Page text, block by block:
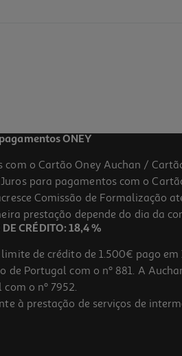
ONEY
com o Cartão Oney Auchan /
para pagamentos com o
Comissão de Formalização
prestação depende do dia da
CRÉDITO: 18,4 %
de crédito de 1.500€ pago
de Portugal com o nº 881. A
o nº 7952.
à prestação de serviços de